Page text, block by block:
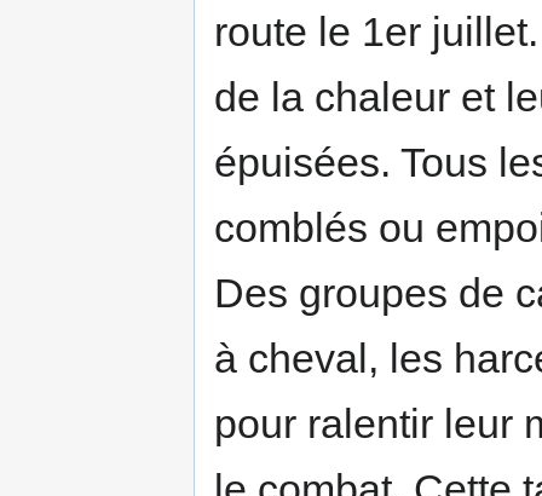
route le 1er
de la chaleur et
épuisées. Tous
comblés ou
Des groupes de
à cheval, les
pour ralentir leur